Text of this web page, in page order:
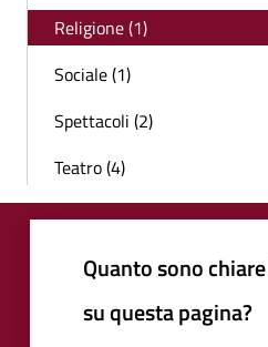
Religione (1)
Sociale (1)
Spettacoli (2)
Teatro (4)
Quanto sono
su questa pagina?